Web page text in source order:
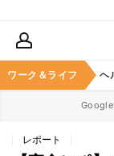
ワーク＆ライフ
マネー 暮らし ヘ
Google
レポート